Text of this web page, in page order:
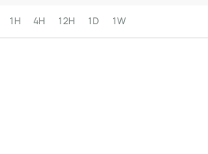
1H 4H 12H 1D 1W